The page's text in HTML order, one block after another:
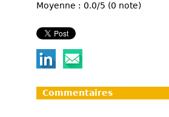
Moyenne : 0.0/5 (0 note)
Commentaires